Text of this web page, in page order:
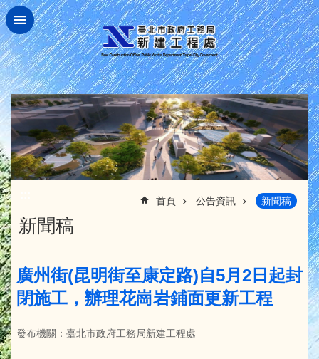
跳到主要內容區塊
首頁 公告資訊 新聞稿
新聞稿
廣州街(昆明街至康定路)自5月2日起封
閉施工，辦理花崗岩鋪面更新工程
發布機關：臺北市政府工務局新建工程處